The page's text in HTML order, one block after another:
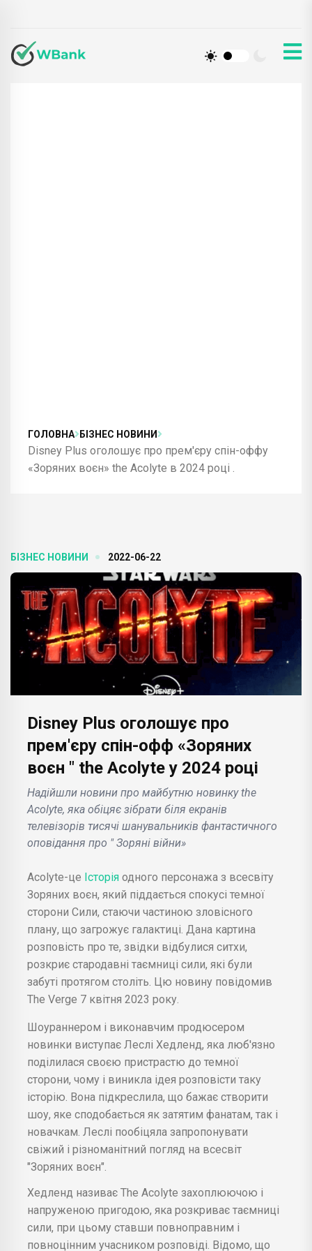
ГОЛОВНА БІЗНЕС НОВИНИ
Disney Plus оголошує про прем'єру спін-оффу
«Зоряних воєн» the Acolyte в 2024 році .
БІЗНЕС НОВИНИ 2022-06-22
Disney Plus оголошує про
прем'єру спін-офф «Зоряних
воєн " the Acolyte у 2024 році
Надійшли новини про майбутню новинку the
Acolyte, яка обіцяє зібрати біля екранів
телевізорів тисячі шанувальників фантастичного
оповідання про " Зоряні війни»
Acolyte-це Історія одного персонажа з всесвіту
Зоряних воєн, який піддається спокусі темної
сторони Сили, стаючи частиною зловісного
плану, що загрожує галактиці. Дана картина
розповість про те, звідки відбулися ситхи,
розкриє стародавні таємниці сили, які були
забуті протягом століть. Цю новину повідомив
The Verge 7 квітня 2023 року.
Шоураннером і виконавчим продюсером
новинки виступає Леслі Хедленд, яка люб'язно
поділилася своєю пристрастю до темної
сторони, чому і виникла ідея розповісти таку
історію. Вона підкреслила, що бажає створити
шоу, яке сподобається як затятим фанатам, так і
новачкам. Леслі пообіцяла запропонувати
свіжий і різноманітний погляд на всесвіт
"Зоряних воєн".
Хедленд називає The Acolyte захоплюючою і
напруженою пригодою, яка розкриває таємниці
сили, при цьому ставши повноправним і
повноцінним учасником розповіді. Відомо, що